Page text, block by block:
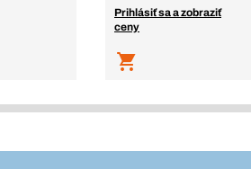
Prihlásiť sa a zobraziť
ceny